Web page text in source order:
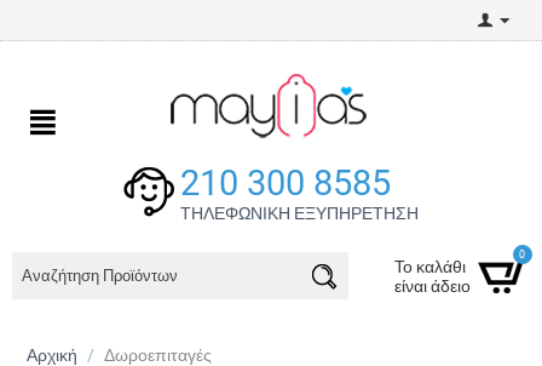
210 300 8585
ΤΗΛΕΦΩΝΙΚΗ ΕΞΥΠΗΡΕΤΗΣΗ
Το καλάθι
είναι άδειο
0
Αρχική / Δωροεπιταγές